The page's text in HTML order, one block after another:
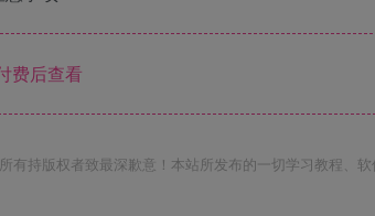
费后查看
持版权者致最深歉意！本站所发布的一切学习教程、